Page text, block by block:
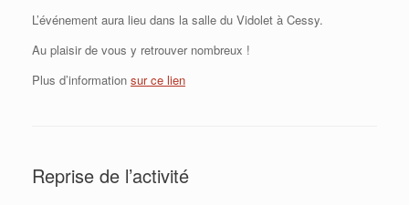
L’événement aura lieu dans la salle du Vidolet à Cessy.
Au plaisir de vous y retrouver nombreux !
Plus d’information sur ce lien
Reprise de l’activité